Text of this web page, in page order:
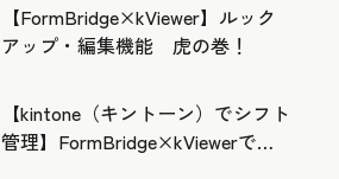
【FormBridge×kViewer】ルック
アップ・編集機能 虎の巻！
【kintone（キントーン）でシフト
管理】FormBridge×kViewerで作